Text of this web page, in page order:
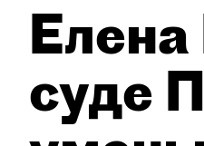
Елена
суде